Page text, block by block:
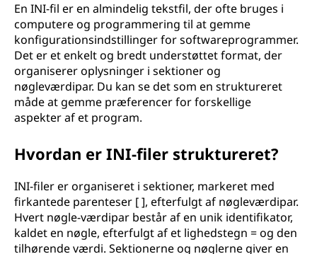
n
En INI-fil er en almindelig tekstfil, der ofte bruges i
computere og programmering til at gemme
konfigurationsindstillinger for softwareprogrammer.
Det er et enkelt og bredt understøttet format, der
organiserer oplysninger i sektioner og
nøgleværdipar. Du kan se det som en struktureret
måde at gemme præferencer for forskellige
aspekter af et program.
Hvordan er INI-filer struktureret?
INI-filer er organiseret i sektioner, markeret med
firkantede parenteser [ ], efterfulgt af nøgleværdipar.
Hvert nøgle-værdipar består af en unik identifikator,
kaldet en nøgle, efterfulgt af et lighedstegn = og den
tilhørende værdi. Sektionerne og nøglerne giver en